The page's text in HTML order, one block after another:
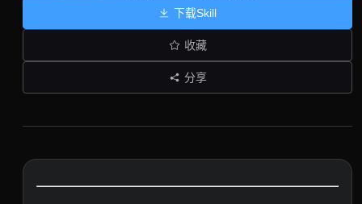
下载Skill
收藏
分享